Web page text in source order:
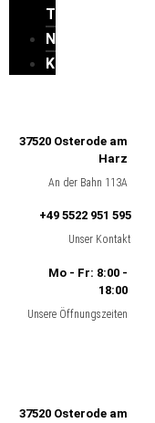
TEAM
NEWS
KONTAKT
37520 Osterode am
Harz
An der Bahn 113A
+49 5522 951 595
Unser Kontakt
Mo - Fr: 8:00 -
18:00
Unsere Öffnungszeiten
37520 Osterode am